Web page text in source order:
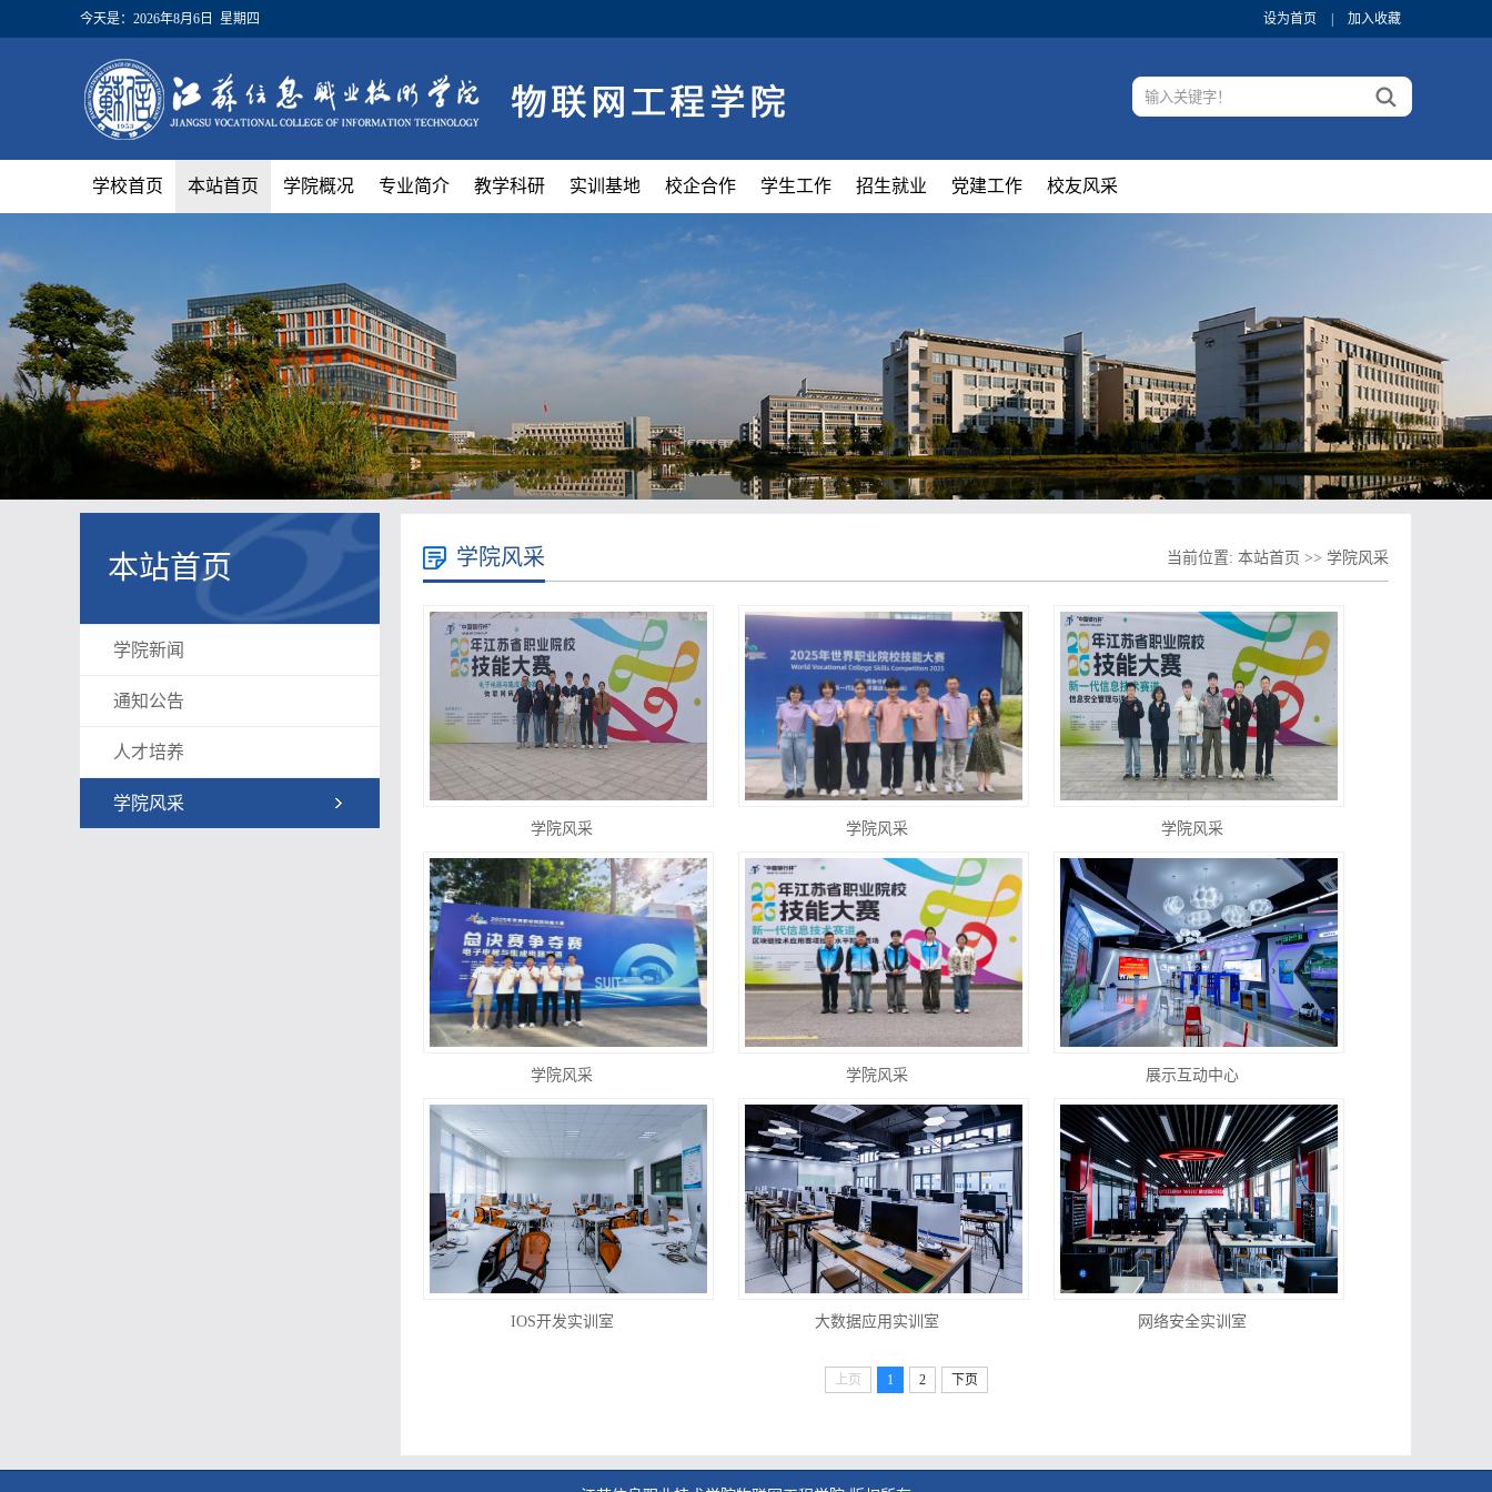
今天是： 2026年8月6日 星期四 设为首页 加入收藏
学校首页 本站首页 学院概况 专业简介 教学科研 实训基地 校企合作 学生工作 招生就业 党建工作 校友风采
本站首页
学院新闻
通知公告
人才培养
学院风采
学院风采 当前位置: 本站首页 >> 学院风采
学院风采 学院风采 学院风采
学院风采 学院风采 展示互动中心
IOS开发实训室 大数据应用实训室 网络安全实训室
上页 1 2 下页